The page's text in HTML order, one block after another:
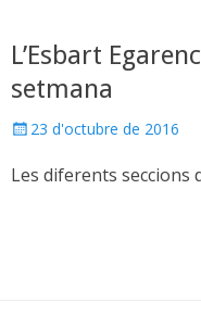
L’Esbart
setmana
Posted
23 d'octubre de 2016
Les diferents seccions